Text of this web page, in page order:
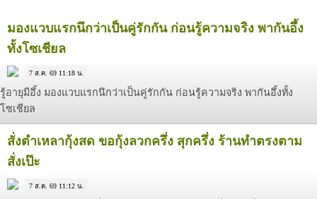
มองแวบแรกนึกว่าเป็นคู่รักกัน ก่อนรู้ความจริง พากันอึ้ง
ทั้งโซเชียล
7 ส.ค. 69 11:18 น.
รู้อายุมีอึ้ง มองแวบแรกนึกว่าเป็นคู่รักกัน ก่อนรู้ความจริง พากันอึ้งทั้ง
โซเชียล
สั่งตำเหลากุ้งสด ขอกุ้งลวกครึ่ง สุกครึ่ง ร้านทำตรงตาม
สั่งเป๊ะ
7 ส.ค. 69 11:12 น.